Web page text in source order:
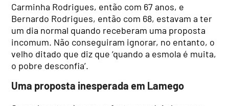
Carminha Rodrigues, então com 67 anos, e
Bernardo Rodrigues, então com 68, estavam a ter
um dia normal quando receberam uma proposta
incomum. Não conseguiram ignorar, no entanto, o
velho ditado que diz que ‘quando a esmola é muita,
o pobre desconfia’.
Uma proposta inesperada em Lamego